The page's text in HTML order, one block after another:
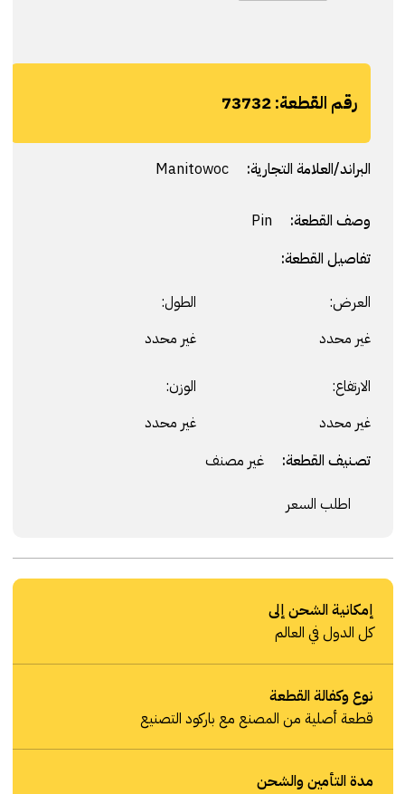
رقم القطعة:73732
البراند/العلامة التجارية: Manitowoc
وصف القطعة:
تفاصيل القطعة:
العرض:
غير محدد
الطول:
غير محدد
الارتفاع:
غير محدد
الوزن:
غير محدد
تصنيف القطعة: غير مصنف
اطلب السعر
إمكانية الشحن إلى
كل الدول في العالم
نوع وكفالة القطعة
قطعة أصلية من المصنع مع باركود التصنيع
مدة التأمين والشحن